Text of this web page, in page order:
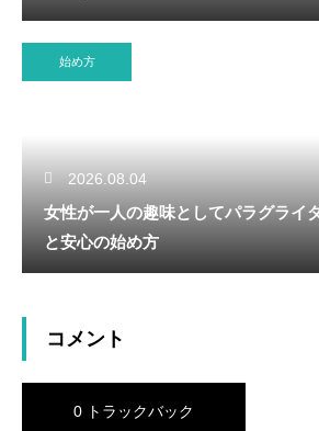
始め方
2026.08.04
女性が一人の趣味としてパラグライ
と安心の始め方
コメント
0 トラックバック